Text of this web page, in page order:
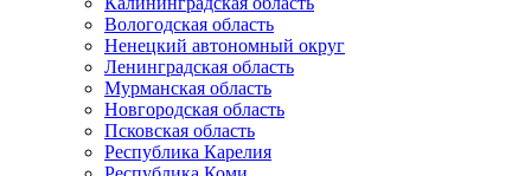
Вологодская область
Ненецкий автономный округ
Ленинградская область
Мурманская область
Новгородская область
Псковская область
Республика Карелия